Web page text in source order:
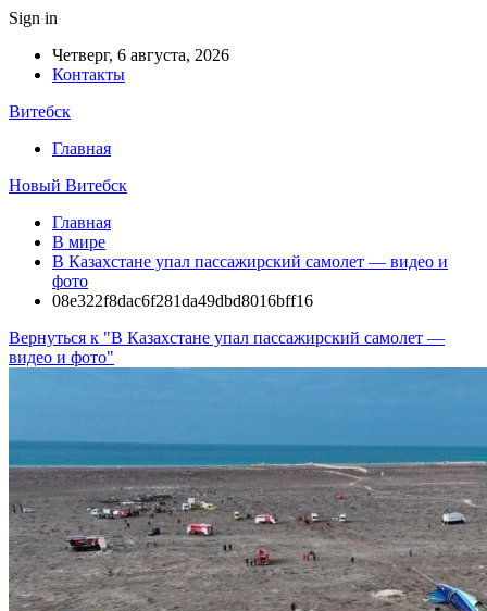
Sign in
Четверг, 6 августа, 2026
Контакты
Витебск
Главная
Новый Витебск
Главная
В мире
В Казахстане упал пассажирский самолет — видео и
фото
08e322f8dac6f281da49dbd8016bff16
Вернуться к "В Казахстане упал пассажирский самолет —
видео и фото"